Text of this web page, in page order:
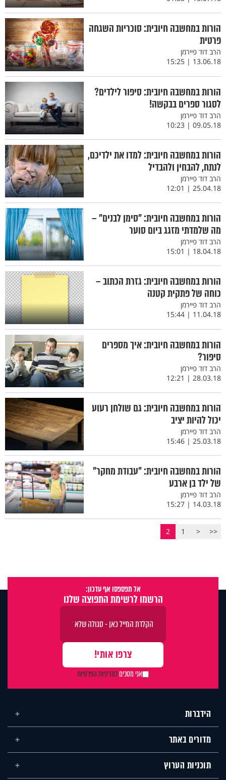
הורות במחשבה חיובית: סוכריות השגחה
פרטית
הרב דוד פיירמן
13.06.18 | 15:25
הורות במחשבה חיובית: סיפור לילדים?
לסגור ספרים בבקשה!
הרב דוד פיירמן
09.05.18 | 10:23
הורות במחשבה חיובית: למדו את ילדיכם,
לנתח, להבחין ולהבדיל
הרב דוד פיירמן
25.04.18 | 12:01
הורות במחשבה חיובית: "סימן לבנים" –
מה שלמדתי מזגג ביום סוער
הרב דוד פיירמן
18.04.18 | 15:01
הורות במחשבה חיובית: גזרת הכתוב –
כוחה של פתקית קטנה
הרב דוד פיירמן
11.04.18 | 15:44
הורות במחשבה חיובית: איך מספרים
סיפור?
הרב דוד פיירמן
28.03.18 | 12:21
הורות במחשבה חיובית: גם שולחן רעוע
יכול להיות יציב
הרב דוד פיירמן
25.03.18 | 15:46
הורות במחשבה חיובית: "עבודת מחקר"
של ילד בן ארבע
הרב דוד פיירמן
14.03.18 | 15:27
<<
<
1
2
אל תפספסו אף עדכון:
הרשמו לרשימת התפוצה שלנו
אני מסכיםלמדיניות הפרטיות
הידברות
מדורים באתר
תוכניות הערוץ